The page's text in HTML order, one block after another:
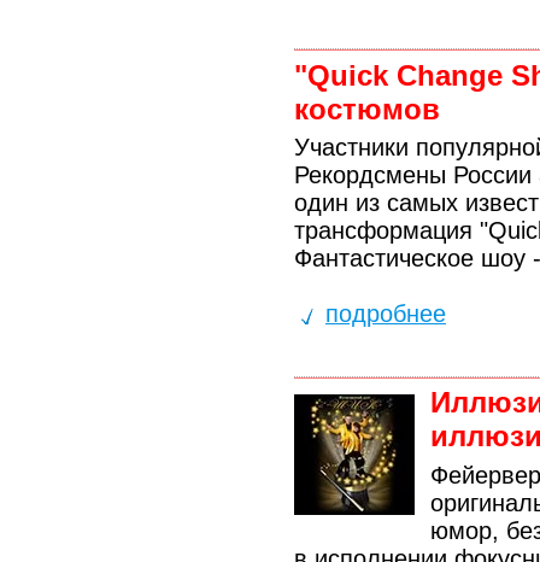
"Quick Change
костюмов
Участники
Рекордсмены
один из самых
трансформация
Фантастическое шоу
подробнее
юмор,